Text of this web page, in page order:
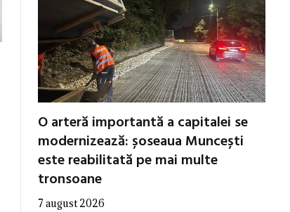
O arteră importantă a capitalei se
modernizează: șoseaua Muncești
este reabilitată pe mai multe
tronsoane
7 august 2026